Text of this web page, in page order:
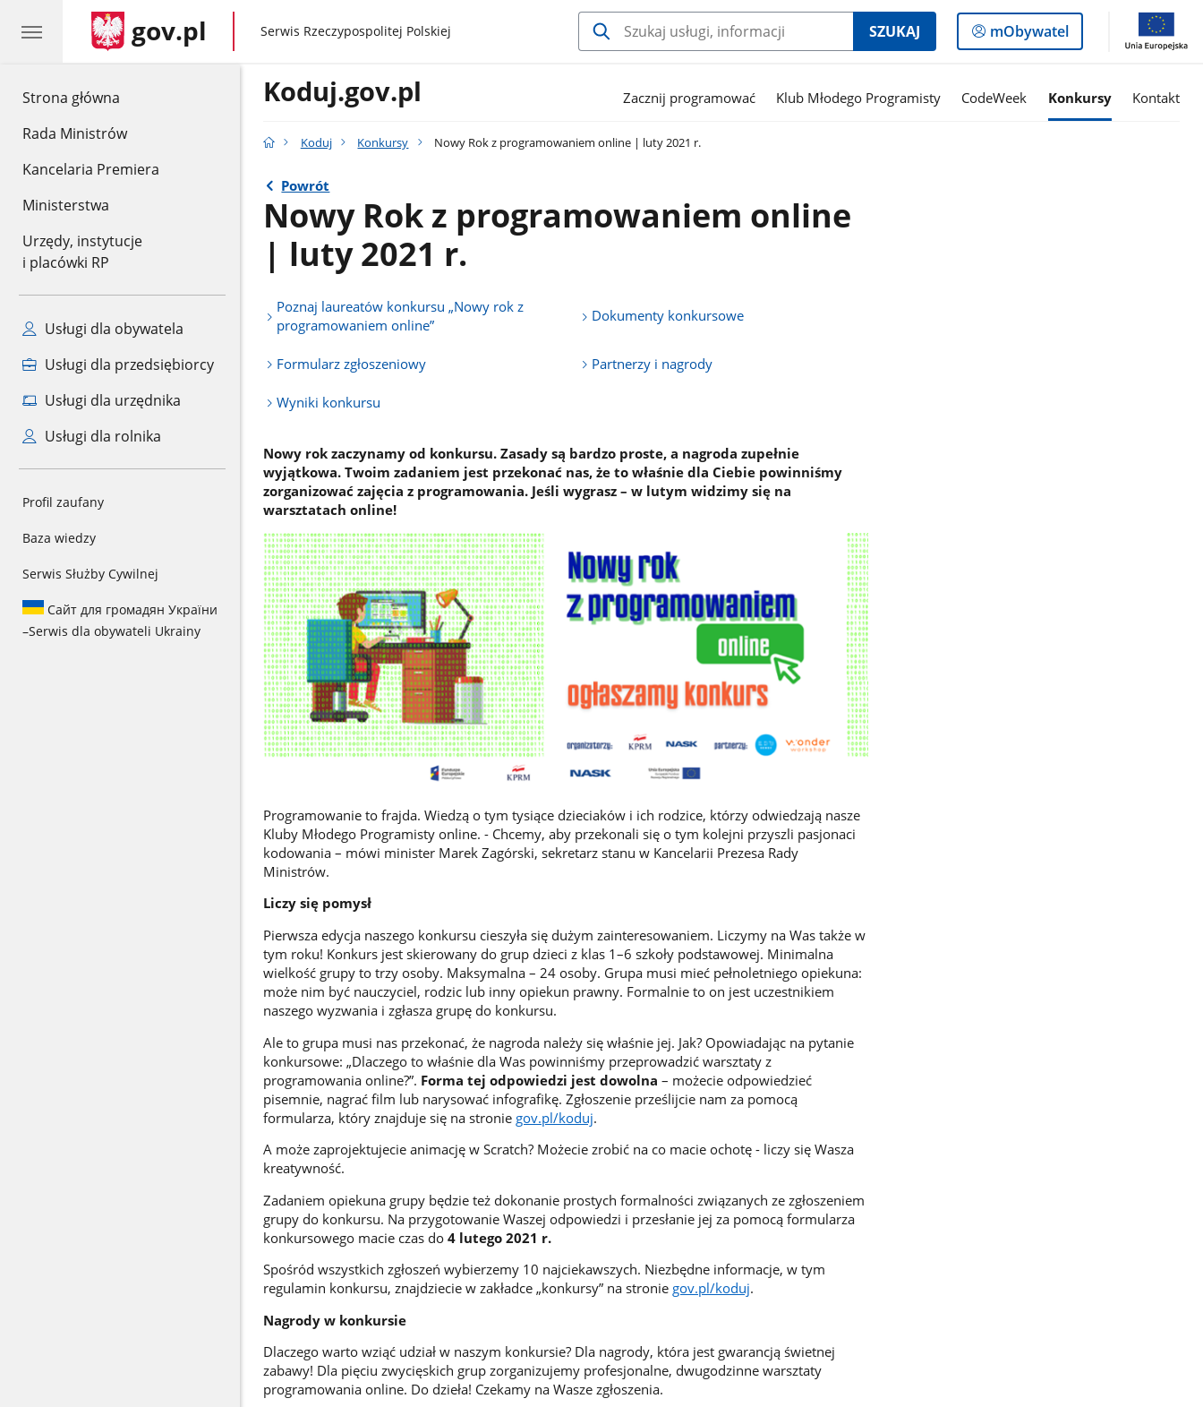
Strona główna
Rada Ministrów
Kancelaria Premiera
Ministerstwa
Urzędy, instytucje
i placówki RP
Usługi dla obywatela
Usługi dla przedsiębiorcy
Usługi dla urzędnika
Usługi dla rolnika
Profil zaufany
Baza wiedzy
Serwis Służby Cywilnej
Сайт для громадян України
–Serwis dla obywateli Ukrainy
gov.pl gov.pl
Serwis Rzeczypospolitej Polskiej SZUKAJ
Logowanie
do
mObywatel
Koduj.gov.pl Zacznij programować Klub Młodego Programisty CodeWeek Konkursy Kontakt
Koduj Konkursy Nowy Rok z programowaniem online | luty 2021 r.
Powrót
Nowy Rok z programowaniem online
| luty 2021 r.
Poznaj laureatów konkursu „Nowy rok z
programowaniem online”
Dokumenty konkursowe
Formularz zgłoszeniowy Partnerzy i nagrody
Wyniki konkursu
Nowy rok zaczynamy od konkursu. Zasady są bardzo proste, a nagroda zupełnie
wyjątkowa. Twoim zadaniem jest przekonać nas, że to właśnie dla Ciebie powinniśmy
zorganizować zajęcia z programowania. Jeśli wygrasz – w lutym widzimy się na
warsztatach online!
Programowanie to frajda. Wiedzą o tym tysiące dzieciaków i ich rodzice, którzy odwiedzają nasze
Kluby Młodego Programisty online. - Chcemy, aby przekonali się o tym kolejni przyszli pasjonaci
kodowania – mówi minister Marek Zagórski, sekretarz stanu w Kancelarii Prezesa Rady
Ministrów.
Liczy się pomysł
Pierwsza edycja naszego konkursu cieszyła się dużym zainteresowaniem. Liczymy na Was także w
tym roku! Konkurs jest skierowany do grup dzieci z klas 1–6 szkoły podstawowej. Minimalna
wielkość grupy to trzy osoby. Maksymalna – 24 osoby. Grupa musi mieć pełnoletniego opiekuna:
może nim być nauczyciel, rodzic lub inny opiekun prawny. Formalnie to on jest uczestnikiem
naszego wyzwania i zgłasza grupę do konkursu.
Ale to grupa musi nas przekonać, że nagroda należy się właśnie jej. Jak? Opowiadając na pytanie
konkursowe: „Dlaczego to właśnie dla Was powinniśmy przeprowadzić warsztaty z
programowania online?”. Forma tej odpowiedzi jest dowolna – możecie odpowiedzieć
pisemnie, nagrać film lub narysować infografikę. Zgłoszenie prześlijcie nam za pomocą
formularza, który znajduje się na stronie gov.pl/koduj.
A może zaprojektujecie animację w Scratch? Możecie zrobić na co macie ochotę - liczy się Wasza
kreatywność.
Zadaniem opiekuna grupy będzie też dokonanie prostych formalności związanych ze zgłoszeniem
grupy do konkursu. Na przygotowanie Waszej odpowiedzi i przesłanie jej za pomocą formularza
konkursowego macie czas do4 lutego 2021 r.
Spośród wszystkich zgłoszeń wybierzemy 10 najciekawszych. Niezbędne informacje, w tym
regulamin konkursu, znajdziecie w zakładce „konkursy” na stronie gov.pl/koduj.
Nagrody w konkursie
Dlaczego warto wziąć udział w naszym konkursie? Dla nagrody, która jest gwarancją świetnej
zabawy! Dla pięciu zwycięskich grup zorganizujemy profesjonalne, dwugodzinne warsztaty
programowania online. Do dzieła! Czekamy na Wasze zgłoszenia.